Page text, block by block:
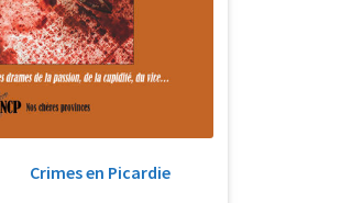
Crimes en Picardie